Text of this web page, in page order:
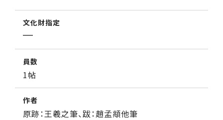
文化財指定
員数
1帖
作者
原跡：王羲之筆、跋：趙孟頫他筆